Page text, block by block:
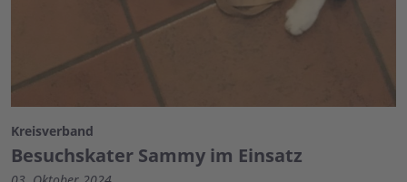
Kreisverband
Besuchskater Sammy im Einsatz